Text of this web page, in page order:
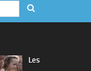
Les